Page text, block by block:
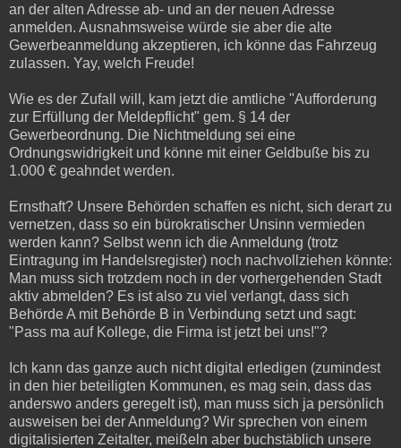
an der alten Adresse ab- und an der neuen Adresse
anmelden. Ausnahmsweise würde sie aber die alte
Gewerbeanmeldung akzeptieren, ich könne das Fahrzeug
zulassen. Yay, welch Freude!
Wie es der Zufall will, kam jetzt die amtliche "Aufforderung
zur Erfüllung der Meldepflicht" gem. § 14 der
Gewerbeordnung. Die Nichtmeldung sei eine
Ordnungswidrigkeit und könne mit einer Geldbuße bis zu
1.000 € geahndet werden.
Ernsthaft? Unsere Behörden schaffen es nicht, sich derart zu
vernetzen, dass so ein bürokratischer Unsinn vermieden
werden kann? Selbst wenn ich die Anmeldung (trotz
Eintragung im Handelsregister) noch nachvollziehen könnte:
Man muss sich trotzdem noch in der vorhergehenden Stadt
aktiv abmelden? Es ist also zu viel verlangt, dass sich
Behörde A mit Behörde B in Verbindung setzt und sagt:
"Pass ma auf Kollege, die Firma ist jetzt bei uns!"?
Ich kann das ganze auch nicht digital erledigen (zumindest
in den hier beteiligten Kommunen, es mag sein, dass das
anderswo anders geregelt ist), man muss sich ja persönlich
ausweisen bei der Anmeldung? Wir sprechen von einem
digitalisierten Zeitalter, meißeln aber buchstäblich unsere